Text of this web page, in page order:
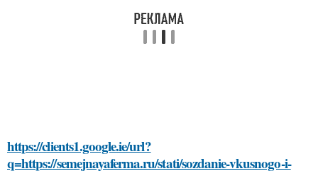
https://clients1.google.ie/url?
q=https://semejnayaferma.ru/stati/sozdanie-vkusnogo-i-